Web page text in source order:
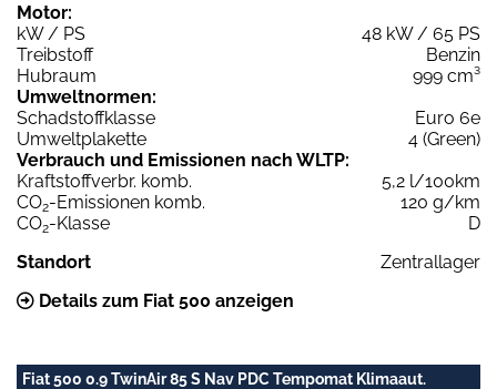
Motor:
kW / PS
48 kW / 65 PS
Treibstoff
Benzin
Hubraum
999 cm³
Umweltnormen:
Schadstoffklasse
Euro 6e
Umweltplakette
4 (Green)
Verbrauch und Emissionen nach WLTP:
Kraftstoffverbr. komb.
5,2 l/100km
CO2-Emissionen komb.
120 g/km
CO2-Klasse
D
Standort
Zentrallager
Details zum Fiat 500 anzeigen
Fiat 500 0.9 TwinAir 85 S Nav PDC Tempomat Klimaaut.